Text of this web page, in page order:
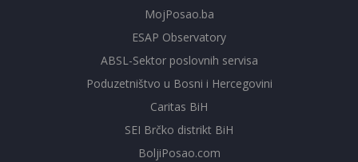
MojPosao.ba
ESAP Observatory
ABSL-Sektor poslovnih servisa
Poduzetništvo u Bosni i Hercegovini
Caritas BiH
SEI Brčko distrikt BiH
BoljiPosao.com